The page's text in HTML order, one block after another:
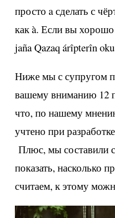
просто a сделать с
как à. Если вы хорошо
jaña Qazaq árîpterîn
Ниже мы с супругом
вашему вниманию 12
что, по нашему
учтено при
Плюс, мы составили
показать, насколько
считаем, к этому